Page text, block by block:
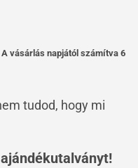
vásárlás napjától számítva 6
tudod, hogy mi